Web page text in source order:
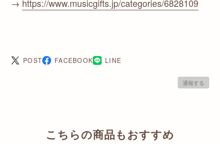
→ https://www.musicgifts.jp/categories/6828109
POST FACEBOOK LINE
通報する
こちらの商品もおすすめ